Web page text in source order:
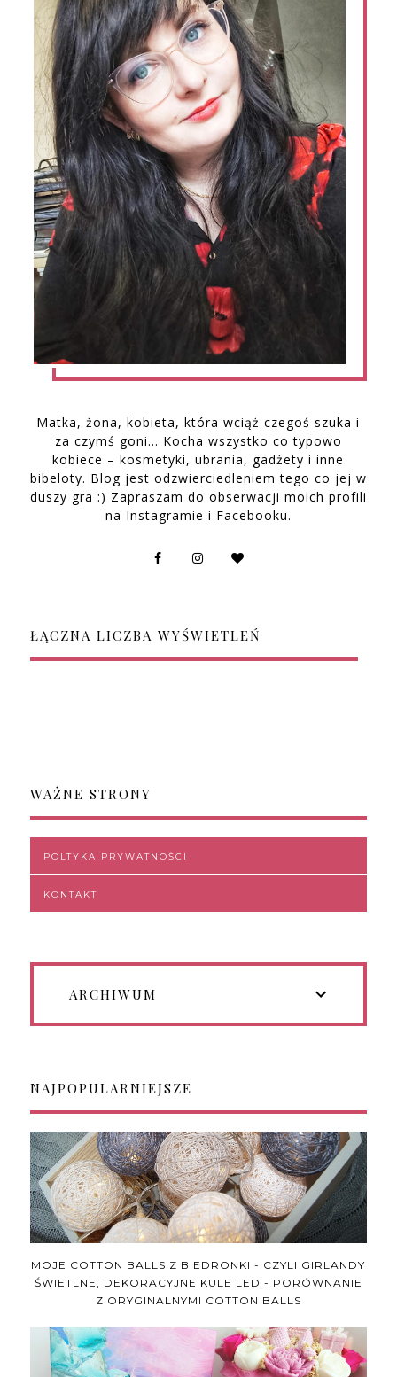
Matka, żona, kobieta, która wciąż czegoś szuka i
za czymś goni… Kocha wszystko co typowo
kobiece – kosmetyki, ubrania, gadżety i inne
bibeloty. Blog jest odzwierciedleniem tego co jej w
duszy gra :) Zapraszam do obserwacji moich profili
na Instagramie i Facebooku.
ŁĄCZNA LICZBA WYŚWIETLEŃ
WAŻNE STRONY
POLTYKA PRYWATNOŚCI
KONTAKT
ARCHIWUM
NAJPOPULARNIEJSZE
MOJE COTTON BALLS Z BIEDRONKI - CZYLI GIRLANDY
ŚWIETLNE, DEKORACYJNE KULE LED - PORÓWNANIE
Z ORYGINALNYMI COTTON BALLS